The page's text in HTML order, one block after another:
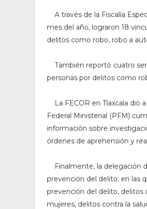
A través de la Fiscalía
mes del año, lograron 18
delitos como robo, robo a
También reportó cuatro
personas por delitos como
La FECOR en Tlaxcala dio
Federal Ministerial (PFM)
información sobre
órdenes de aprehensión y
Finalmente, la delegación
prevención del delito; en las
prevención del delito, delitos
mujeres, delitos contra la